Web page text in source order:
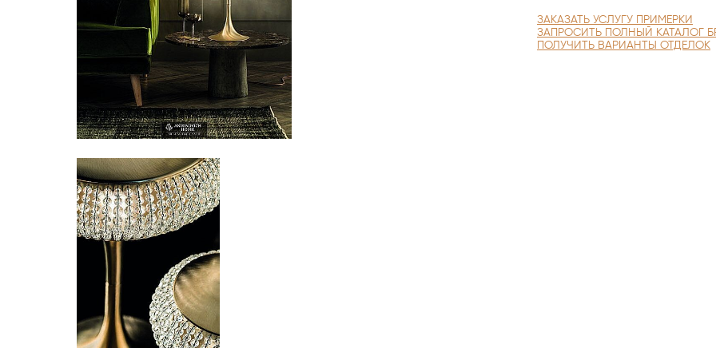
ЗАКАЗАТЬ УСЛУГУ ПРИМЕРКИ
ЗАПРОСИТЬ ПОЛНЫЙ КАТАЛОГ
ПОЛУЧИТЬ ВАРИАНТЫ ОТДЕЛОК